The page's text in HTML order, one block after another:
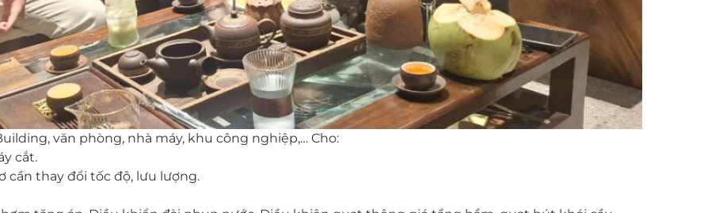
văn phòng, nhà máy, khu công nghiệp,… Cho:
cắt.
cần thay đổi tốc độ, lưu lượng.